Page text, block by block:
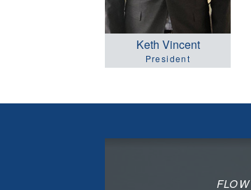
Keth Vincent
President
FLOW